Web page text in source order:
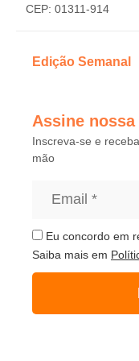
CEP: 01311-914
Edição Semanal
Assine
Inscreva-se e
mão
Eu concordo em
Saiba mais em